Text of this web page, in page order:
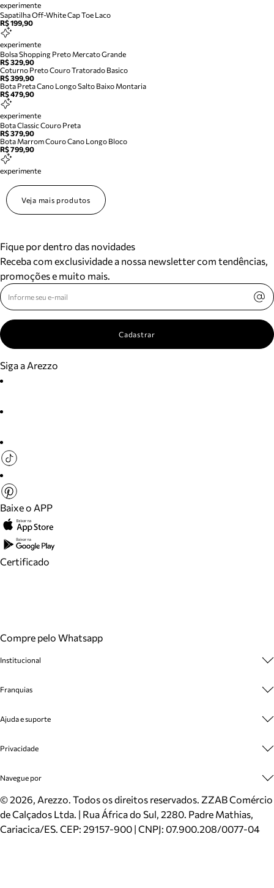
experimente
Sapatilha Off-White Cap Toe Laco
R$ 199,90
experimente
Bolsa Shopping Preto Mercato Grande
R$ 329,90
Coturno Preto Couro Tratorado Basico
R$ 399,90
Bota Preta Cano Longo Salto Baixo Montaria
R$ 479,90
experimente
Bota Classic Couro Preta
R$ 379,90
Bota Marrom Couro Cano Longo Bloco
R$ 799,90
experimente
Veja mais produtos
Fique por dentro das novidades
Receba com exclusividade a nossa newsletter com tendências,
promoções e muito mais.
Cadastrar
Siga a Arezzo
Baixe o APP
Certificado
Compre pelo Whatsapp
Institucional
Cashback
Venda Corporativa
Mapa do Site
Inverno
Mundo Arezzo
Franquias
Plano de Negócio
Ajuda e suporte
Cadastro
Meus Pedidos
Trocas e Devoluções
Cartão Presente
Localizador de lojas
Privacidade
Politica e Privacidade
Navegue por
Sapatos
Bolsas
Scarpins
©2026, Arezzo. Todos os direitos reservados. ZZAB Comércio
de Calçados Ltda. | Rua África do Sul, 2280. Padre Mathias,
Cariacica/ES. CEP: 29157-900 | CNPJ: 07.900.208/0077-04